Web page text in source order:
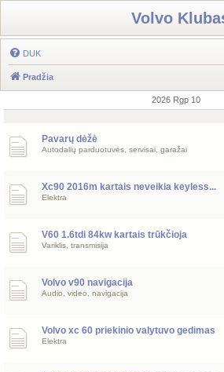
Volvo
DUK
Pradžia
2026 Rgp 10
Pavarų dėžė
Autodalių parduotuvės, servisai, garažai
Xc90 2016m kartais neveikia keyless...
Elektra
V60 1.6tdi 84kw kartais trūkčioja
Variklis, transmisija
Volvo v90 navigacija
Audio, video, navigacija
Volvo xc 60 priekinio valytuvo gedimas
Elektra